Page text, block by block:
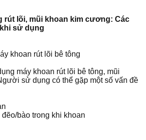
rút lõi, mũi khoan kim cương: Các
sử dụng
khoan rút lõi bê tông
máy khoan rút lõi bê tông, mũi
sử dụng có thể gặp một số vấn đề
bào trong khi khoan